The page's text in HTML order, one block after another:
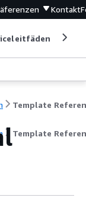
Kontakt
Template
Template